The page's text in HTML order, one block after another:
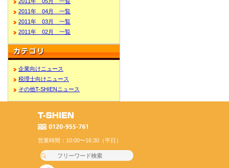
2011年 04月 一覧
2011年 03月 一覧
2011年 02月 一覧
企業向けニュース
税理士向けニュース
その他T-SHIENニュース
営業時間：10:00〜16:30（平日）